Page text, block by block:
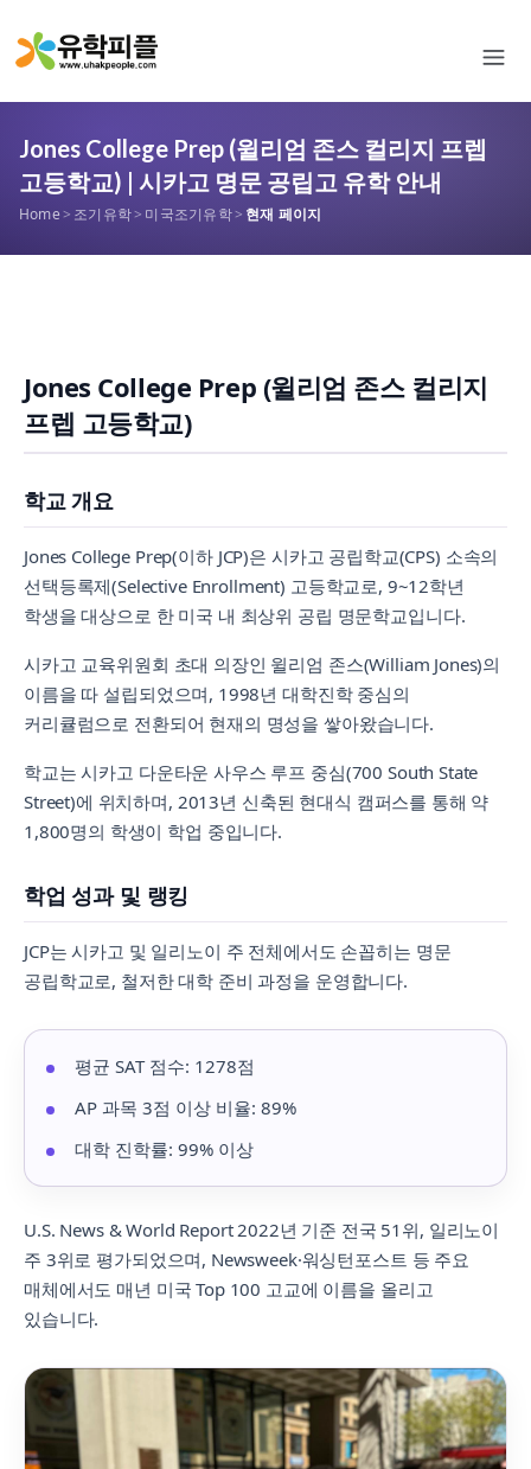
Jones College Prep (윌리엄 존스 컬리지 프렙
고등학교) | 시카고 명문 공립고 유학 안내
Home> 조기유학> 미국조기유학> 현재 페이지
Jones College Prep (윌리엄 존스 컬리지
프렙 고등학교)
학교 개요
Jones College Prep(이하 JCP)은 시카고 공립학교(CPS) 소속의
선택등록제(Selective Enrollment) 고등학교로, 9~12학년
학생을 대상으로 한 미국 내 최상위 공립 명문학교입니다.
시카고 교육위원회 초대 의장인 윌리엄 존스(William Jones)의
이름을 따 설립되었으며, 1998년 대학진학 중심의
커리큘럼으로 전환되어 현재의 명성을 쌓아왔습니다.
학교는 시카고 다운타운 사우스 루프 중심(700 South State
Street)에 위치하며, 2013년 신축된 현대식 캠퍼스를 통해 약
1,800명의 학생이 학업 중입니다.
학업 성과 및 랭킹
JCP는 시카고 및 일리노이 주 전체에서도 손꼽히는 명문
공립학교로, 철저한 대학 준비 과정을 운영합니다.
평균 SAT 점수: 1278점
AP 과목 3점 이상 비율: 89%
대학 진학률: 99% 이상
U.S. News & World Report 2022년 기준 전국 51위, 일리노이
주 3위로 평가되었으며, Newsweek·워싱턴포스트 등 주요
매체에서도 매년 미국 Top 100 고교에 이름을 올리고
있습니다.